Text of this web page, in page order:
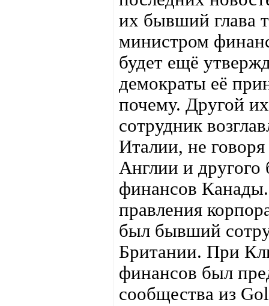
их бывший глава
министром
будет ещё
демократы её
почему. Другой
сотрудник
Италии, не
Англии и другого
финансов
правления
был бывший
Британии. При
финансов был
сообщества из